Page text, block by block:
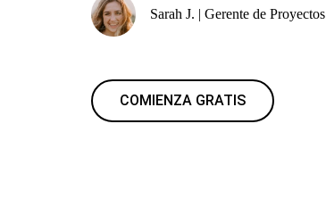
Sarah J. | Gerente de Proyectos
COMIENZA GRATIS